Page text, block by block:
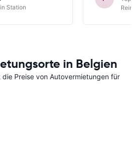
Station
in Belgien
Preise von Autovermietungen für